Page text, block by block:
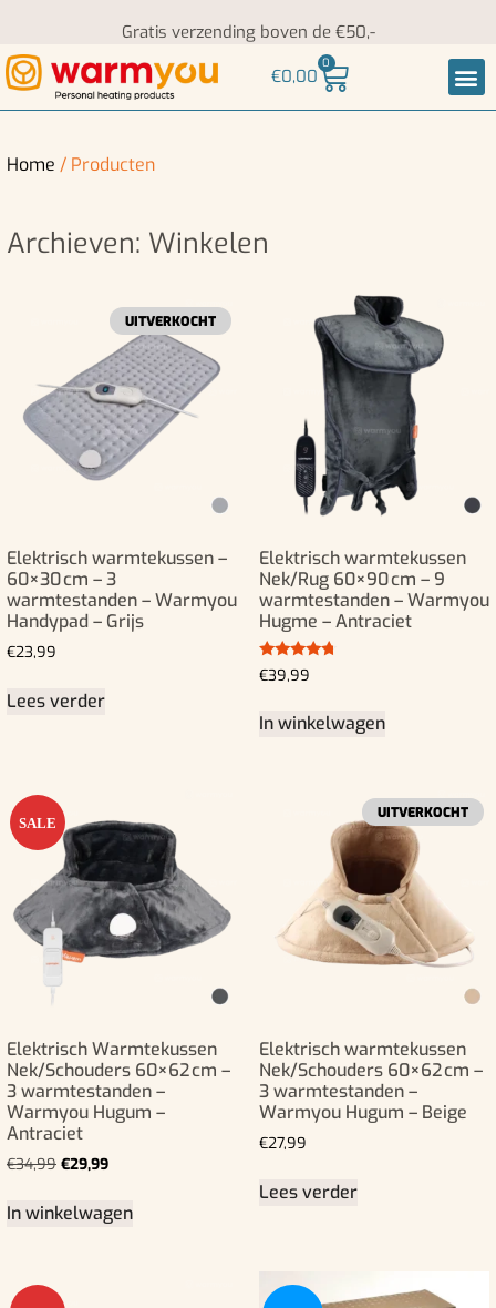
Gratis verzending boven de €50,-
€0,00
0
Home / Producten
Archieven: Winkelen
UITVERKOCHT
Elektrisch warmtekussen –
60×30 cm – 3
warmtestanden – Warmyou
Handypad – Grijs
€23,99
Lees verder
Elektrisch warmtekussen
Nek/Rug 60×90 cm – 9
warmtestanden – Warmyou
Hugme – Antraciet
Gewaardeerd
4.50
€39,99
In winkelwagen
SALE
Elektrisch Warmtekussen
Nek/Schouders 60×62 cm –
3 warmtestanden –
Warmyou Hugum –
Antraciet
€34,99 €29,99
In winkelwagen
UITVERKOCHT
Elektrisch warmtekussen
Nek/Schouders 60×62 cm –
3 warmtestanden –
Warmyou Hugum – Beige
€27,99
Lees verder